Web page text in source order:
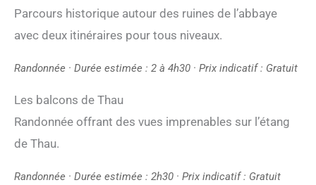
Parcours historique autour des ruines de l’abbaye
avec deux itinéraires pour tous niveaux.
Randonnée · Durée estimée : 2 à 4h30 · Prix indicatif : Gratuit
Les balcons de Thau
Randonnée offrant des vues imprenables sur l’étang
de Thau.
Randonnée · Durée estimée : 2h30 · Prix indicatif : Gratuit